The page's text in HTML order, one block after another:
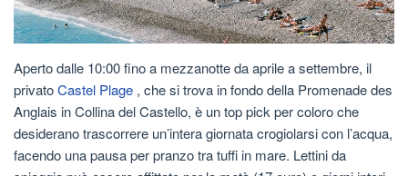
Aperto dalle 10:00 fino a mezzanotte da aprile a settembre, il
privatoCastel Plage , che si trova in fondo della Promenade des
Anglais in Collina del Castello, è un top pick per coloro che
desiderano trascorrere un’intera giornata crogiolarsi con l’acqua,
facendo una pausa per pranzo tra tuffi in mare. Lettini da